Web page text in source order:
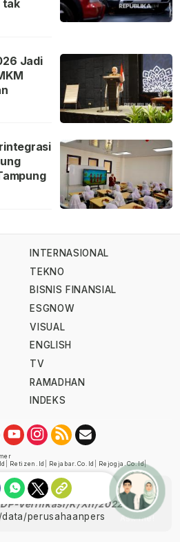
tak
Jadi
INTERNASIONAL
TEKNO
BISNIS FINANSIAL
ESGNOW
VISUAL
ENGLISH
TV
RAMADHAN
INDEKS
Retizen.id Rejabar.co.id Rejogja.co.id|
oleh Dewan Pers
Verifikasi/K/XII/2022
perusahaanpers
Ask me!